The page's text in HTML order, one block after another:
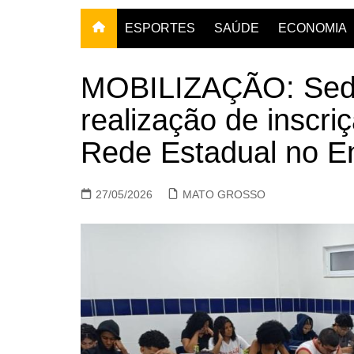
ESPORTES SAÚDE ECONOMIA
MOBILIZAÇÃO:
realização de
Rede Estadual no
27/05/2026 MATO GROSSO